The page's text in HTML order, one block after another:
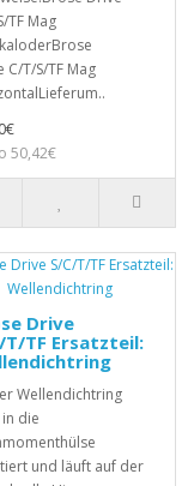
TF Mag
C/T/S/TF Mag
50,42€
Drive
T/TF Ersatzteil:
Wellendichtring
die
und läuft auf der